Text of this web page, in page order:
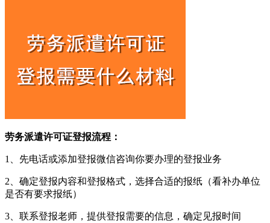
劳务派遣许可证登报流程：
1、先电话或添加登报微信咨询你要办理的登报业务
2、确定登报内容和登报格式，选择合适的报纸（看补办单位
是否有要求报纸）
3、联系登报老师，提供登报需要的信息，确定见报时间